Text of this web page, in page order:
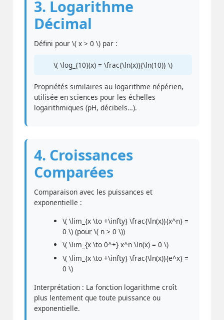
3. Logarithme
Décimal
Défini pour \( x > 0 \) par :
\( \log_{10}(x) = \frac{\ln(x)}{\ln(10)} \)
Propriétés similaires au logarithme népérien,
utilisée en sciences pour les échelles
logarithmiques (pH, décibels…).
4. Croissances
Comparées
Comparaison avec les puissances et
exponentielle :
\( \lim_{x \to +\infty} \frac{\ln(x)}{x^n} =
0 \) (pour \( n > 0 \))
\( \lim_{x \to 0^+} x^n \ln(x) = 0 \)
\( \lim_{x \to +\infty} \frac{\ln(x)}{e^x} =
0 \)
Interprétation : La fonction logarithme croît
plus lentement que toute puissance ou
exponentielle.